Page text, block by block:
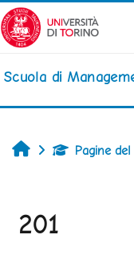
Vai al contenuto
Scuola di
HomePagine
201